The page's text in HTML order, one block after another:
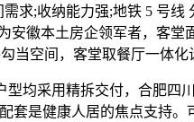
求;收纳能力强;地铁 5 号线
安徽本土房企领军者，客堂
当空间，客堂取餐厅一体化
采用精拆交付，合肥四川
套是健康人居的焦点支持。